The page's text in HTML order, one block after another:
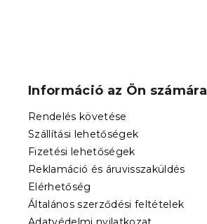
Információ az Ön számára
Rendelés követése
Szállítási lehetőségek
Fizetési lehetőségek
Reklamáció és áruvisszaküldés
Elérhetőség
Általános szerződési feltételek